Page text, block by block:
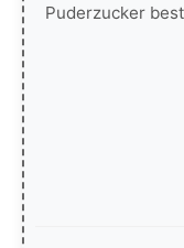
Puderzucker